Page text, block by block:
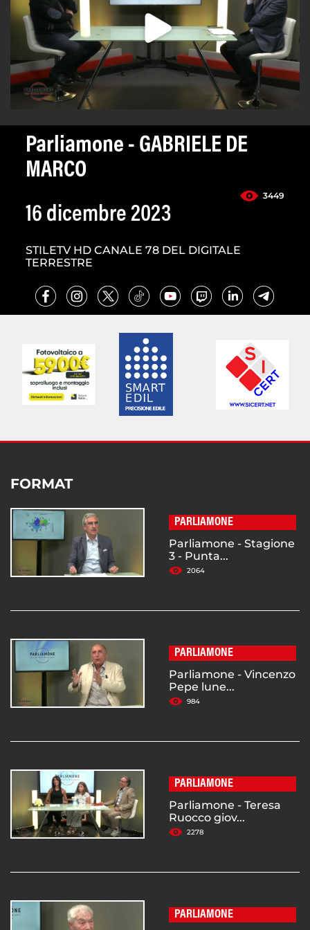
Parliamone - GABRIELE DE
MARCO
3449
16 dicembre 2023
STILETV HD CANALE 78 DEL DIGITALE
TERRESTRE
FORMAT
PARLIAMONE
Parliamone - Stagione
3 - Punta...
2064
PARLIAMONE
Parliamone - Vincenzo
Pepe lune...
984
PARLIAMONE
Parliamone - Teresa
Ruocco giov...
2278
PARLIAMONE